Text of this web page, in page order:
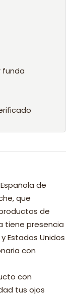
funda
de
que
de
tiene presencia
Estados Unidos
con
con
tus ojos